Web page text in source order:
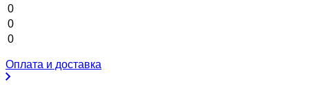
0
0
0
Оплата и доставка